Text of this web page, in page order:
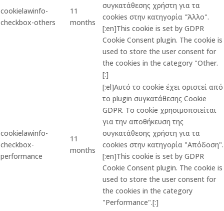
cookielawinfo-
checkbox-others
11
months
συγκατάθεσης χρήστη για τα
cookies στην κατηγορία "Άλλο".
[:en]This cookie is set by GDPR
Cookie Consent plugin. The cookie is
used to store the user consent for
the cookies in the category "Other.
[:]
cookielawinfo-
checkbox-
performance
11
months
[:el]Αυτό το cookie έχει οριστεί από
το plugin συγκατάθεσης Cookie
GDPR. Το cookie χρησιμοποιείται
για την αποθήκευση της
συγκατάθεσης χρήστη για τα
cookies στην κατηγορία "Απόδοση".
[:en]This cookie is set by GDPR
Cookie Consent plugin. The cookie is
used to store the user consent for
the cookies in the category
"Performance".[:]